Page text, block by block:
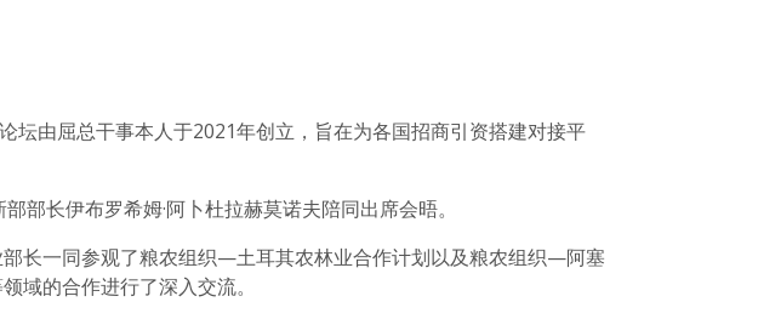
坛由屈总干事本人于2021年创立，旨在为各国招商引资搭建对接平
部长伊布罗希姆·阿卜杜拉赫莫诺夫陪同出席会晤。
长一同参观了粮农组织—土耳其农林业合作计划以及粮农组织—阿塞
域的合作进行了深入交流。